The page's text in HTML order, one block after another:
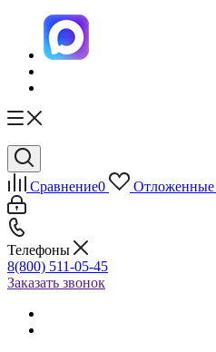
Сравнение0 Отложенные
Телефоны
8(800) 511-05-45
Заказать звонок